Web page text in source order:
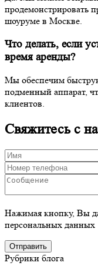
продемонстрировать
шоуруме в Москве.
Что делать, если
время аренды?
Мы обеспечим
подменный аппарат,
клиентов.
Свяжитесь с
Нажимая кнопку, Вы
персональных данных
Рубрики блога